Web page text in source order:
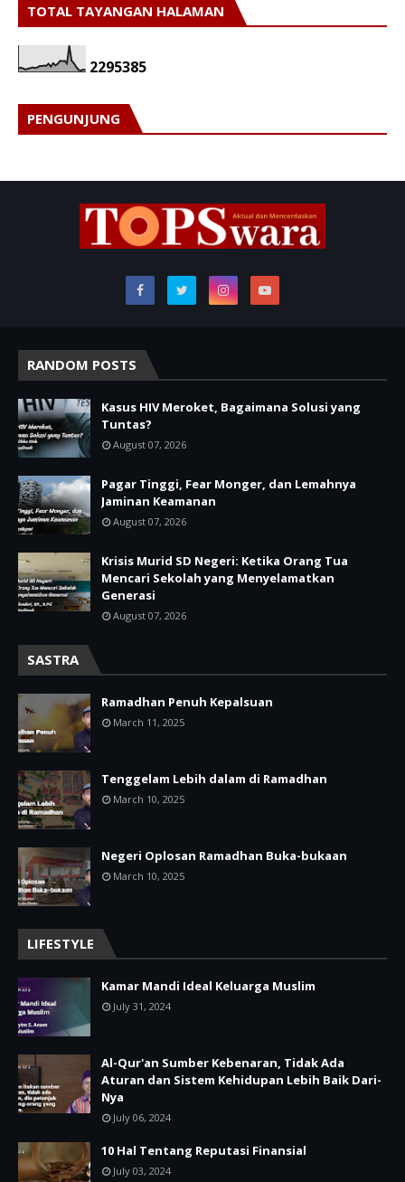
TOTAL TAYANGAN HALAMAN
2295385
PENGUNJUNG
RANDOM POSTS
Kasus HIV Meroket, Bagaimana Solusi yang
Tuntas?
August 07, 2026
Pagar Tinggi, Fear Monger, dan Lemahnya
Jaminan Keamanan
August 07, 2026
Krisis Murid SD Negeri: Ketika Orang Tua
Mencari Sekolah yang Menyelamatkan
Generasi
August 07, 2026
SASTRA
Ramadhan Penuh Kepalsuan
March 11, 2025
Tenggelam Lebih dalam di Ramadhan
March 10, 2025
Negeri Oplosan Ramadhan Buka-bukaan
March 10, 2025
LIFESTYLE
Kamar Mandi Ideal Keluarga Muslim
July 31, 2024
Al-Qur'an Sumber Kebenaran, Tidak Ada
Aturan dan Sistem Kehidupan Lebih Baik Dari-
Nya
July 06, 2024
10 Hal Tentang Reputasi Finansial
July 03, 2024